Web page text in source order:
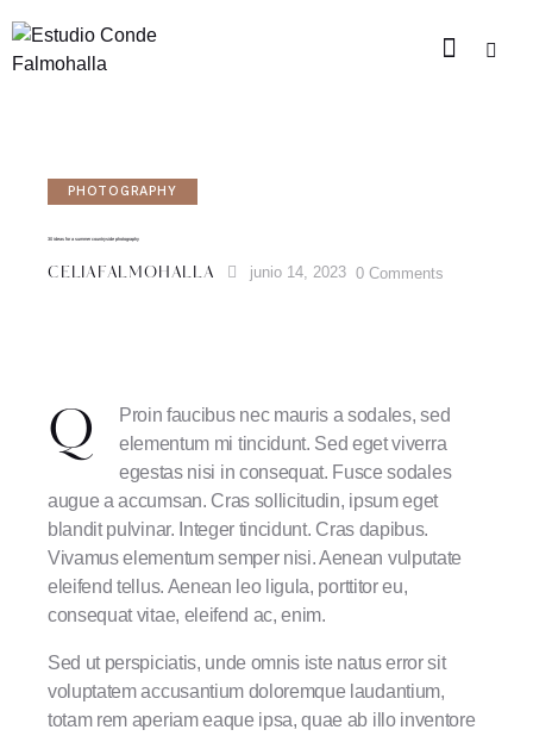
PHOTOGRAPHY
30 ideas for a summer countryside photography
CELIAFALMOHALLA junio 14, 2023 0 Comments
Q
Proin faucibus nec mauris a sodales, sed
elementum mi tincidunt. Sed eget viverra
egestas nisi in consequat. Fusce sodales
augue a accumsan. Cras sollicitudin, ipsum eget
blandit pulvinar. Integer tincidunt. Cras dapibus.
Vivamus elementum semper nisi. Aenean vulputate
eleifend tellus. Aenean leo ligula, porttitor eu,
consequat vitae, eleifend ac, enim.
Sed ut perspiciatis, unde omnis iste natus error sit
voluptatem accusantium doloremque laudantium,
totam rem aperiam eaque ipsa, quae ab illo inventore